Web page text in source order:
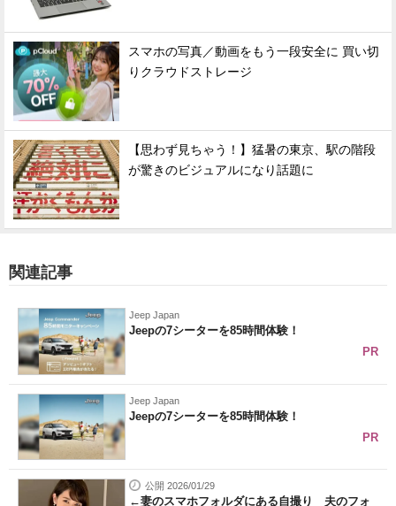
スマホの写真／動画をもう一段安全に 買い切
りクラウドストレージ
【思わず見ちゃう！】猛暑の東京、駅の階段
が驚きのビジュアルになり話題に
関連記事
Jeep Japan
Jeepの7シーターを85時間体験！
PR
Jeep Japan
Jeepの7シーターを85時間体験！
PR
公開 2026/01/29
←妻のスマホフォルダにある自撮り 夫のフォ